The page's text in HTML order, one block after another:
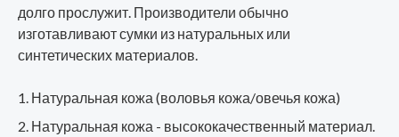
долго прослужит. Производители обычно
изготавливают сумки из натуральных или
синтетических материалов.
Натуральная кожа (воловья кожа/овечья кожа)
Натуральная кожа - высококачественный материал.